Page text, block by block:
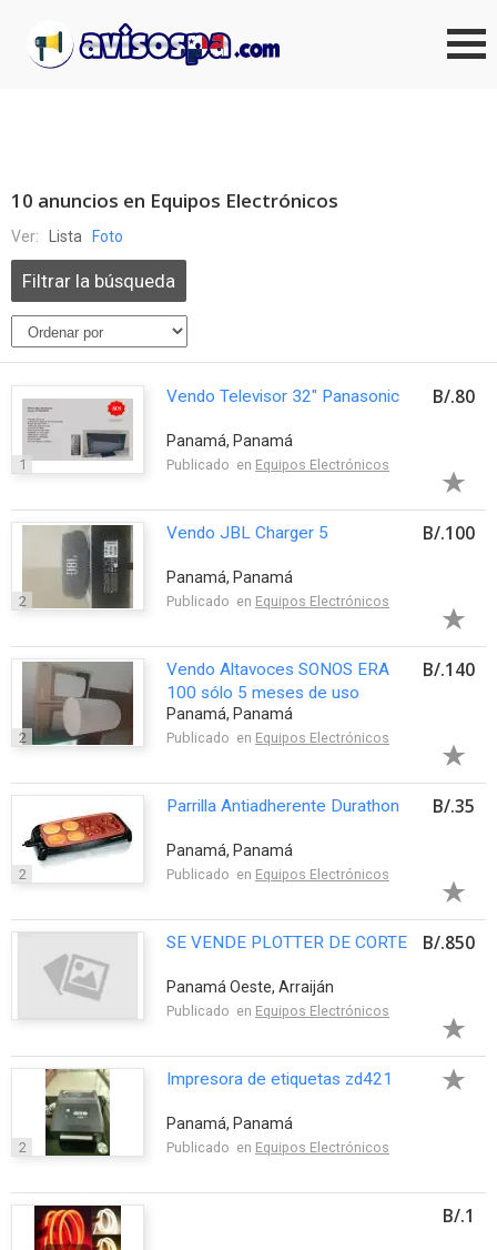
10 anuncios en Equipos Electrónicos
Ver: Lista Foto
Filtrar la búsqueda
1
Vendo Televisor 32" Panasonic
Panamá, Panamá
Publicado en Equipos Electrónicos
B/.80
2
Vendo JBL Charger 5
Panamá, Panamá
Publicado en Equipos Electrónicos
B/.100
2
Vendo Altavoces SONOS ERA
100 sólo 5 meses de uso
Panamá, Panamá
Publicado en Equipos Electrónicos
B/.140
2
Parrilla Antiadherente Durathon
Panamá, Panamá
Publicado en Equipos Electrónicos
B/.35
SE VENDE PLOTTER DE CORTE
Panamá Oeste, Arraiján
Publicado en Equipos Electrónicos
B/.850
2
Impresora de etiquetas zd421
Panamá, Panamá
Publicado en Equipos Electrónicos
B/.1